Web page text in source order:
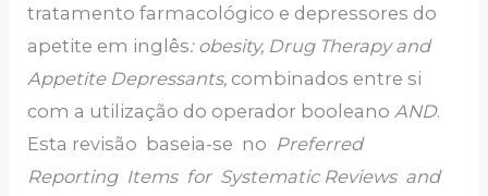
tratamento farmacológico e depressores do
apetite em inglês: obesity, Drug Therapy and
Appetite Depressants, combinados entre si
com a utilização do operador booleano AND.
Esta revisão baseia-se no Preferred
Reporting Items for Systematic Reviews and